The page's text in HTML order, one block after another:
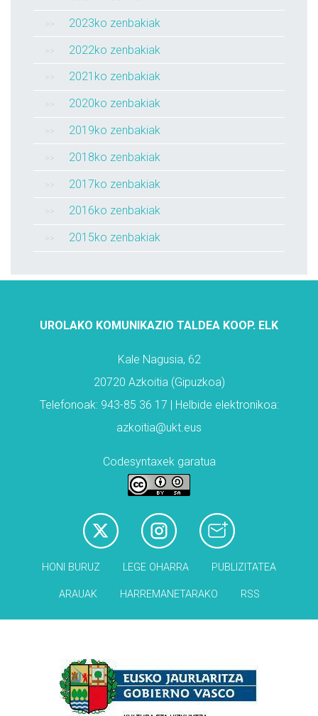
2023ko zenbakiak
2022ko zenbakiak
2021ko zenbakiak
2020ko zenbakiak
2019ko zenbakiak
2018ko zenbakiak
2017ko zenbakiak
2016ko zenbakiak
2015ko zenbakiak
UROLAKO KOMUNIKAZIO TALDEA KOOP. ELK
Kale Nagusia, 62
20720 Azkoitia (Gipuzkoa)
Telefonoak: 943-85 36 17 | Helbide elektronikoa:
azkoitia@ukt.eus
Codesyntaxek garatua
HONI BURUZ LEGE OHARRA PUBLIZITATEA
ARAUAK HARREMANETARAKO RSS